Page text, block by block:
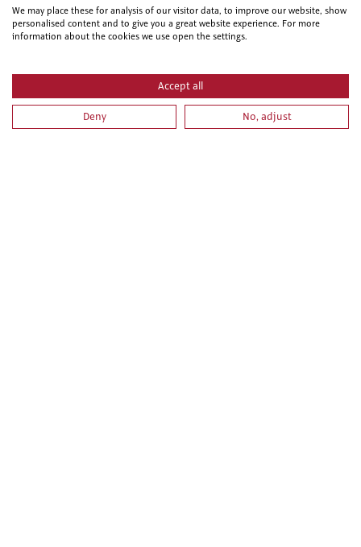
PRL PARA TRABAJOS DE PINTURA. PARTE ESPECIFICA
We may place these for analysis of our visitor data, to improve our website, show
personalised content and to give you a great website experience. For more
information about the cookies we use open the settings.
Accept all
Deny No, adjust